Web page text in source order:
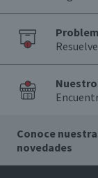
Conoce
novedades